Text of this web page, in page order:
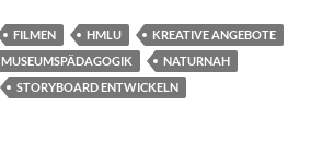
FILMEN HMLU
KREATIVE ANGEBOTE
MUSEUMSPÄDAGOGIK
NATURNAH
STORYBOARD ENTWICKELN